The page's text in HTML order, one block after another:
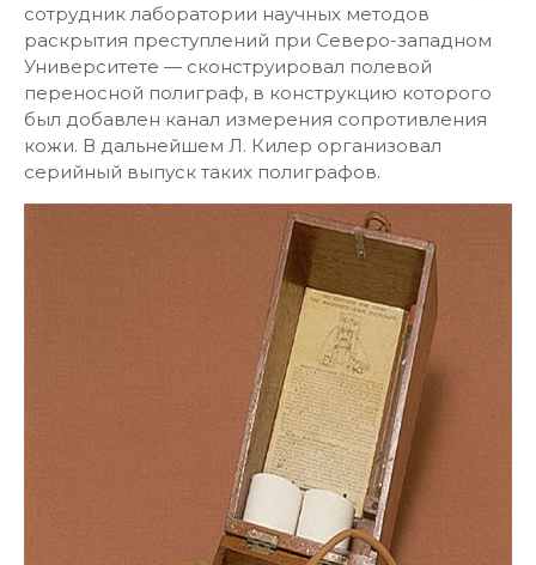
сотрудник лаборатории научных методов
раскрытия преступлений при Северо-западном
Университете — сконструировал полевой
переносной полиграф, в конструкцию которого
был добавлен канал измерения сопротивления
кожи. В дальнейшем Л. Килер организовал
серийный выпуск таких полиграфов.